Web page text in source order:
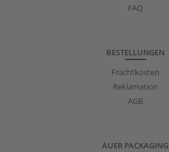
FAQ
BESTELLUNGEN
Frachtkosten
Reklamation
AGB
AUER PACKAGING